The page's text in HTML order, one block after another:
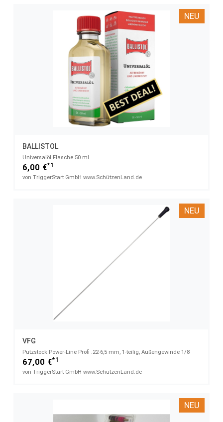
NEU
BALLISTOL
Universalöl Flasche 50 ml
6,00 €*1
von TriggerStart GmbH www.SchützenLand.de
NEU
VFG
Putzstock Power-Line Profi .22-6,5 mm, 1-teilig, Außengewinde 1/8
67,00 €*1
von TriggerStart GmbH www.SchützenLand.de
NEU